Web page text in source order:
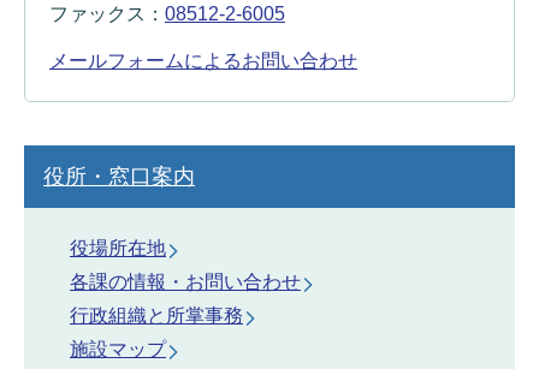
ファックス： 08512-2-6005
メールフォームによるお問い合わせ
役所・窓口案内
役場所在地
各課の情報・お問い合わせ
行政組織と所掌事務
施設マップ